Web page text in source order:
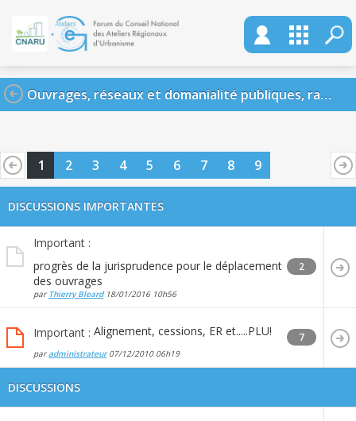
Ouvrages, réseaux et domanialité publiques, raccordements
1 2 3 4 5 6 7 8 9
DISCUSSIONS IMPORTANTES
Important :
progrès de la jurisprudence pour le déplacement
des ouvrages
par Thierry Bleard18/01/2016 10h56
2
Important : Alignement, cessions, ER et.....PLU!
paradministrateur07/12/2010 06h19
7
DISCUSSIONS